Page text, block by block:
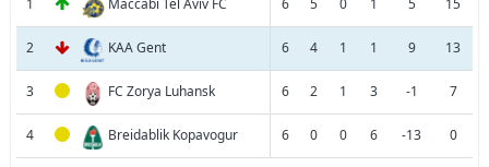
1 Maccabi Tel Aviv FC 6 5 0 1 5 15
2 KAA Gent 6 4 1 1 9 13
3 FC Zorya Luhansk 6 2 1 3 -1 7
4 Breidablik Kopavogur 6 0 0 6 -13 0